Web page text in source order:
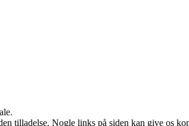
tilladelse. Nogle links på siden kan give os